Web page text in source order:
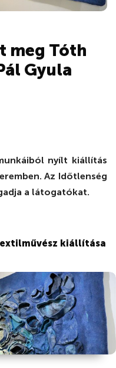
meg Tóth
Gyula
nyílt kiállítás
Az Időtlenség
a látogatókat.
kiállítása